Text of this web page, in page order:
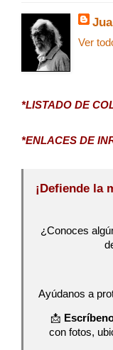
Ver
*LISTADO DE
*ENLACES DE
¡Defiende la
¿Conoces
Ayúdanos a
📩
con fotos,